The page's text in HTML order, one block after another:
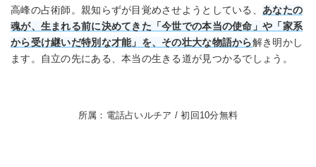
高峰の占術師。親知らずが目覚めさせようとしている、 あなたの
魂が、生まれる前に決めてきた「今世での本当の使命」や「家系
から受け継いだ特別な才能」を、その壮大な物語から解き明かし
ます。自立の先にある、本当の生きる道が見つかるでしょう。
所属：電話占いルチア / 初回10分無料